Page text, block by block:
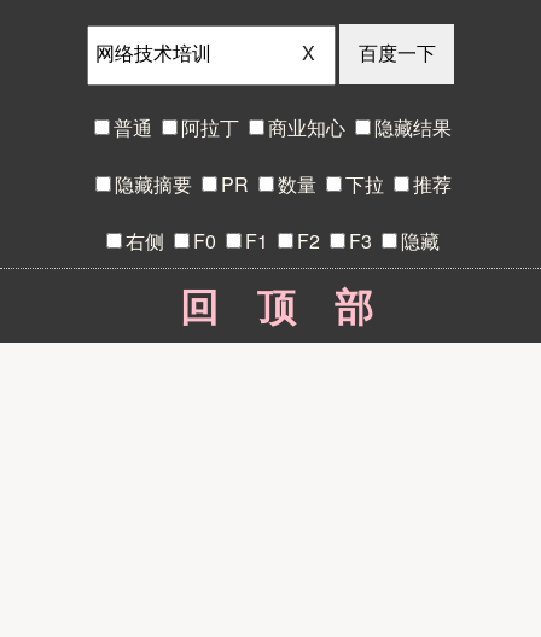
X
普通 阿拉丁 商业知心 隐藏结果
隐藏摘要 PR 数量 下拉 推荐
右侧 F0 F1 F2 F3 隐藏
回顶部